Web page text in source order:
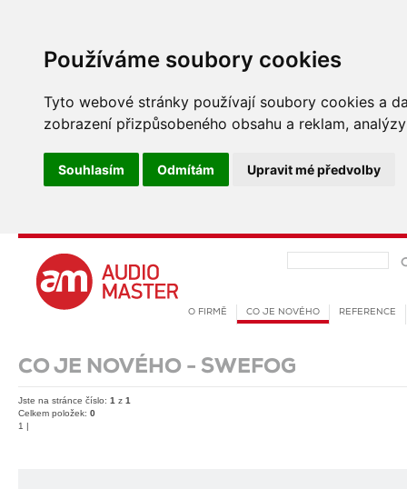
Používáme soubory cookies
Tyto webové stránky používají soubory cookies a
zobrazení přizpůsobeného obsahu a reklam,
Souhlasím Odmítám Upravit mé předvolby
CO JE NOVÉHO - SWEFOG
Jste na stránce číslo: 1 z 1
Celkem položek: 0
1 |
REFERENCE
CO JE NOVÉHO
O FIRMĚ